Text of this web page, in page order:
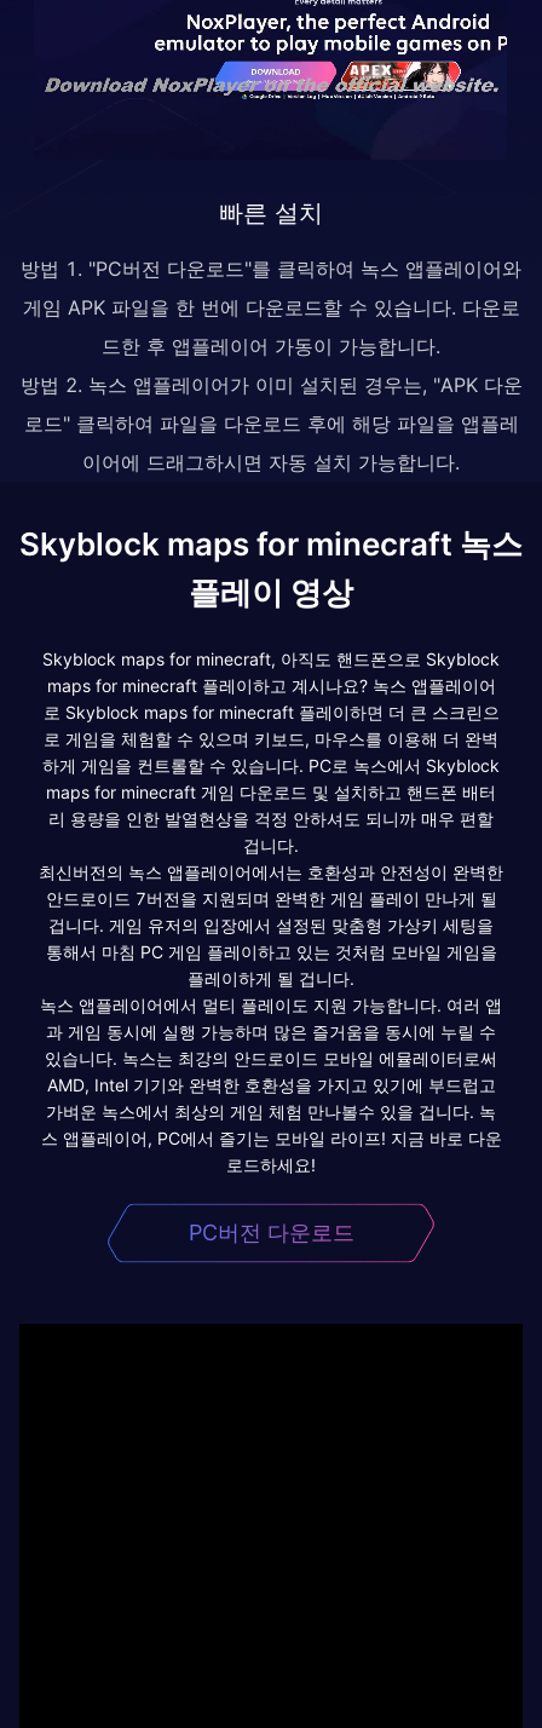
빠른 설치
방법 1. "PC버전 다운로드"를 클릭하여 녹스 앱플레이어와
게임 APK 파일을 한 번에 다운로드할 수 있습니다. 다운로
드한 후 앱플레이어 가동이 가능합니다.
방법 2. 녹스 앱플레이어가 이미 설치된 경우는, "APK 다운
로드" 클릭하여 파일을 다운로드 후에 해당 파일을 앱플레
이어에 드래그하시면 자동 설치 가능합니다.
Skyblock maps for minecraft 녹스
플레이 영상
Skyblock maps for minecraft, 아직도 핸드폰으로 Skyblock
maps for minecraft 플레이하고 계시나요? 녹스 앱플레이어
로 Skyblock maps for minecraft 플레이하면 더 큰 스크린으
로 게임을 체험할 수 있으며 키보드, 마우스를 이용해 더 완벽
하게 게임을 컨트롤할 수 있습니다. PC로 녹스에서 Skyblock
maps for minecraft 게임 다운로드 및 설치하고 핸드폰 배터
리 용량을 인한 발열현상을 걱정 안하셔도 되니까 매우 편할
겁니다.
최신버전의 녹스 앱플레이어에서는 호환성과 안전성이 완벽한
안드로이드 7버전을 지원되며 완벽한 게임 플레이 만나게 될
겁니다. 게임 유저의 입장에서 설정된 맞춤형 가상키 세팅을
통해서 마침 PC 게임 플레이하고 있는 것처럼 모바일 게임을
플레이하게 될 겁니다.
녹스 앱플레이어에서 멀티 플레이도 지원 가능합니다. 여러 앱
과 게임 동시에 실행 가능하며 많은 즐거움을 동시에 누릴 수
있습니다. 녹스는 최강의 안드로이드 모바일 에뮬레이터로써
AMD, Intel 기기와 완벽한 호환성을 가지고 있기에 부드럽고
가벼운 녹스에서 최상의 게임 체험 만나볼수 있을 겁니다. 녹
스 앱플레이어, PC에서 즐기는 모바일 라이프! 지금 바로 다운
로드하세요!
PC버전 다운로드